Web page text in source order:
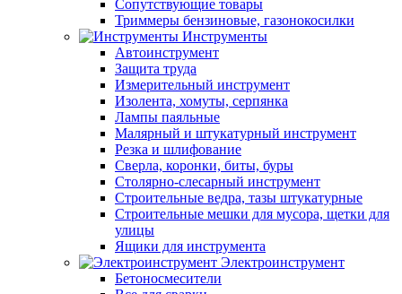
Сопутствующие товары
Триммеры бензиновые, газонокосилки
Инструменты
Автоинструмент
Защита труда
Измерительный инструмент
Изолента, хомуты, серпянка
Лампы паяльные
Малярный и штукатурный инструмент
Резка и шлифование
Сверла, коронки, биты, буры
Столярно-слесарный инструмент
Строительные ведра, тазы штукатурные
Строительные мешки для мусора, щетки для
улицы
Ящики для инструмента
Электроинструмент
Бетоносмесители